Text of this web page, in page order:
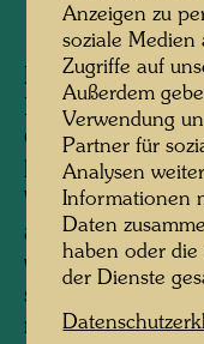
Hundertwasser
Neuseeland, wo
Gallery eine
hatte, die dann
Wellington,
auf die
weiterwanderte.
seine tiefe Liebe
machten sie ihn
Anzeigen zu
soziale Medien
Zugriffe auf
Außerdem
Verwendung
Partner für
Analysen
Informationen
Daten
haben oder
der Dienste